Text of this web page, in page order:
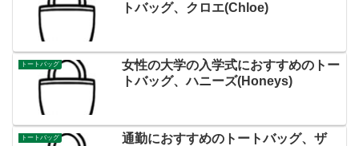
トバッグ、クロエ(Chloe)
トートバッグ
女性の大学の入学式におすすめのトー
トバッグ、ハニーズ(Honeys)
トートバッグ
通勤におすすめのトートバッグ、ザ